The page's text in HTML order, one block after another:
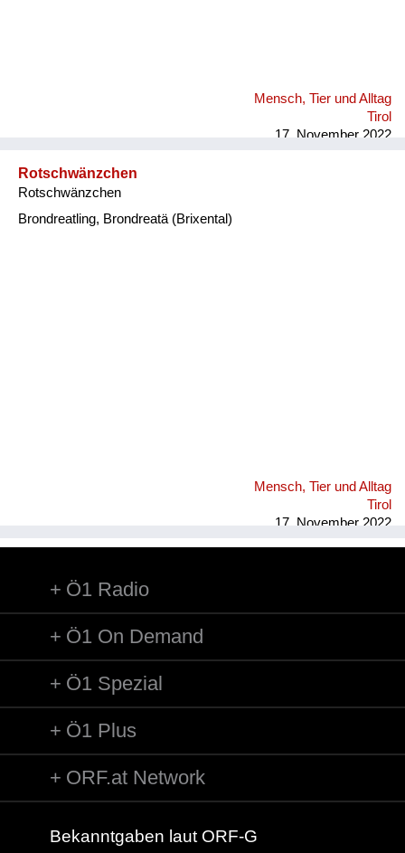
Mensch, Tier und Alltag
Tirol
17. November 2022
Rotschwänzchen
Rotschwänzchen
Brondreatling, Brondreatä (Brixental)
Mensch, Tier und Alltag
Tirol
17. November 2022
Ö1 Radio
Ö1 On Demand
Ö1 Spezial
Ö1 Plus
ORF.at Network
Bekanntgaben laut ORF-G